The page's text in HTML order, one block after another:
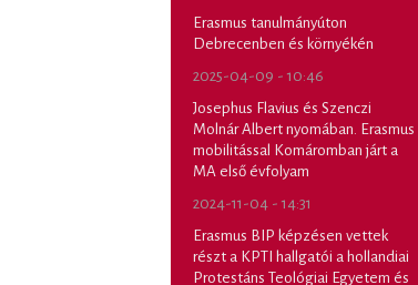
Erasmus tanulmányúton
Debrecenben és környékén
2025-04-09 - 10:46
Josephus Flavius és Szenczi
Molnár Albert nyomában. Erasmus
mobilitással Komáromban járt a
MA első évfolyam
2024-11-04 - 14:31
Erasmus BIP képzésen vettek
részt a KPTI hallgatói a hollandiai
Protestáns Teológiai Egyetem és